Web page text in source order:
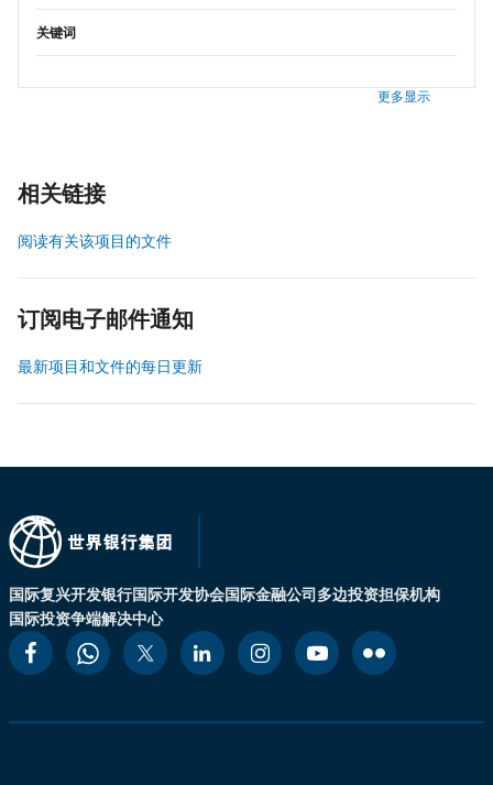
关键词
更多显示
相关链接
阅读有关该项目的文件
订阅电子邮件通知
最新项目和文件的每日更新
国际复兴开发银行国际开发协会国际金融公司多边投资担保机构
国际投资争端解决中心